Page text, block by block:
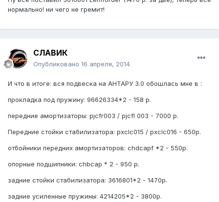
нормально! ни чего не гремит!
СЛАВИК
Опубликовано 16 апреля, 2014
И что в итоге: вся подвеска на АНТАРУ 3.0 обошлась мне в :
прокладка под пружину: 96626334*2 - 158 р.
передние амортизаторы: pjcfr003 / pjcfl 003 - 7000 р.
Передние стойки стабилизатора: pxclc015 / pxclc016 - 650р.
отбойники передних амортизаторов: chdcapf *2 - 550p.
опорные подшипники: chbcap * 2 - 950 p.
задние стойки стабилизатора: 3616801*2 - 1470р.
задние усиленные пружины: 4214205*2 - 3800р.